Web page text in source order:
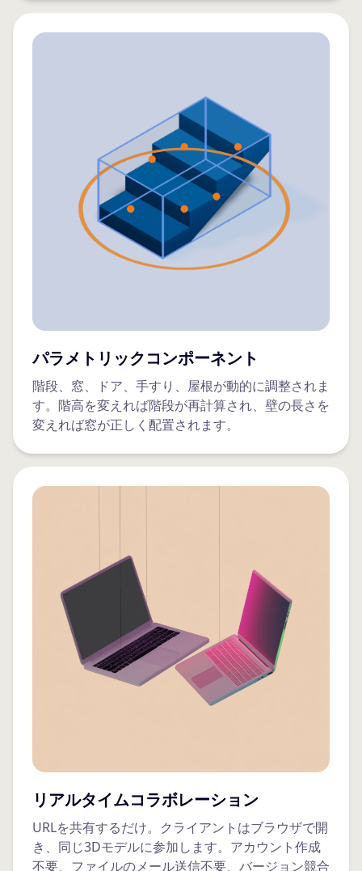
パラメトリックコンポーネント
階段、窓、ドア、手すり、屋根が動的に調整されま
す。階高を変えれば階段が再計算され、壁の長さを
変えれば窓が正しく配置されます。
リアルタイムコラボレーション
URLを共有するだけ。クライアントはブラウザで開
き、同じ3Dモデルに参加します。アカウント作成
不要、ファイルのメール送信不要、バージョン競合